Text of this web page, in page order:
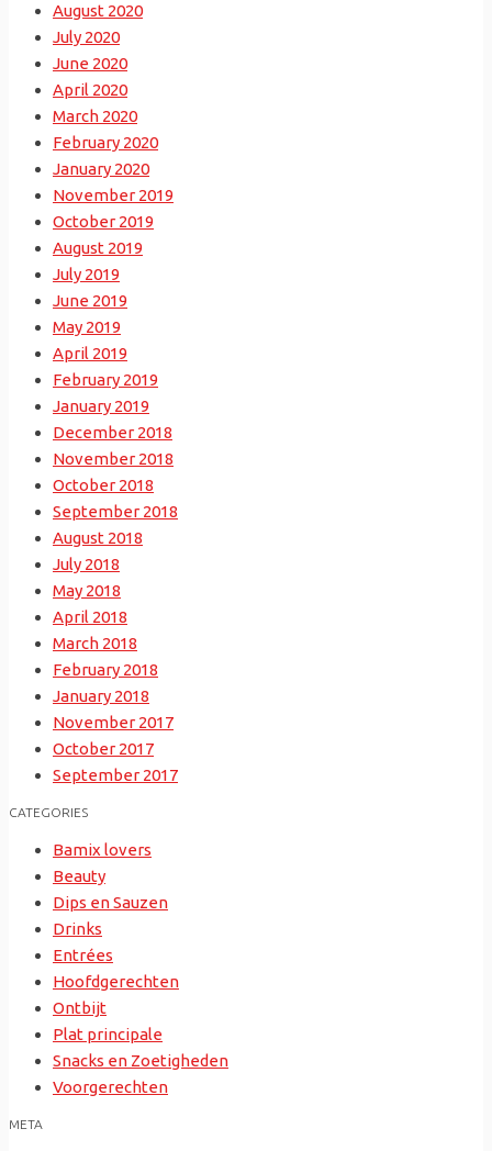
August 2020
July 2020
June 2020
April 2020
March 2020
February 2020
January 2020
November 2019
October 2019
August 2019
July 2019
June 2019
May 2019
April 2019
February 2019
January 2019
December 2018
November 2018
October 2018
September 2018
August 2018
July 2018
May 2018
April 2018
March 2018
February 2018
January 2018
November 2017
October 2017
September 2017
CATEGORIES
Bamix lovers
Beauty
Dips en Sauzen
Drinks
Entrées
Hoofdgerechten
Ontbijt
Plat principale
Snacks en Zoetigheden
Voorgerechten
META